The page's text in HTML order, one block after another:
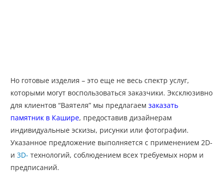
Но готовые изделия – это еще не весь спектр услуг,
которыми могут воспользоваться заказчики. Эксклюзивно
для клиентов “Ваятеля” мы предлагаем заказать
памятник в Кашире, предоставив дизайнерам
индивидуальные эскизы, рисунки или фотографии.
Указанное предложение выполняется с применением 2D-
и 3D- технологий, соблюдением всех требуемых норм и
предписаний.